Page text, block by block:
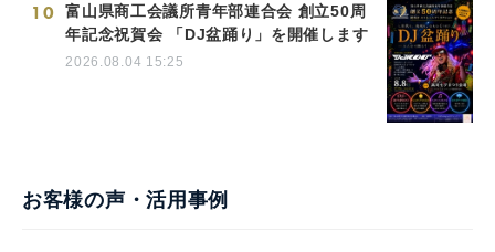
10
富山県商工会議所青年部連合会 創立50周
年記念祝賀会 「DJ盆踊り」を開催します
2026.08.04 15:25
お客様の声・活用事例